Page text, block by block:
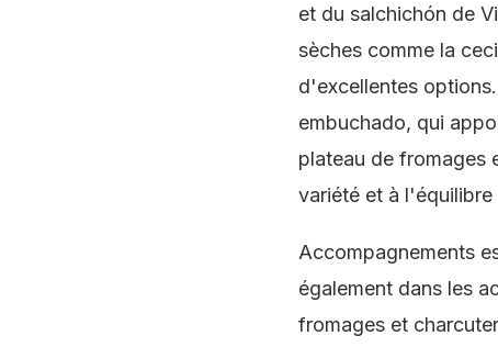
et du salchichón de
sèches comme la
d'excellentes
embuchado, qui
plateau de fromages
variété et à l'équilibre
Accompagnements
également dans les
fromages et